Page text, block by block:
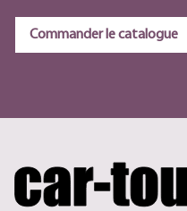
Commander le catalogue